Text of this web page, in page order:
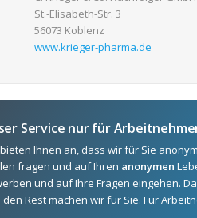
St.-Elisabeth-Str. 3
56073 Koblenz
www.krieger-pharma.de
Service nur für
Ihnen an, dass wir für Sie
fragen und auf Ihren anonymen
und auf Ihre Fragen eingehen.
den Rest machen wir für Sie. Für